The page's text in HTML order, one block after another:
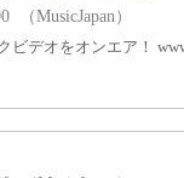
（MusicJapan）
ビデオをオンエア！